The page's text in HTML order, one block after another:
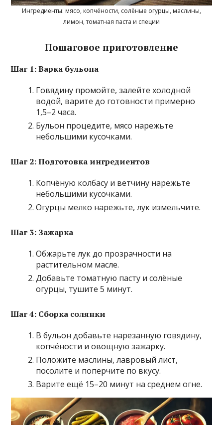
Ингредиенты: мясо, копчёности, солёные огурцы, маслины,
лимон, томатная паста и специи
Пошаговое приготовление
Шаг 1: Варка бульона
Говядину промойте, залейте холодной
водой, варите до готовности примерно
1,5–2 часа.
Бульон процедите, мясо нарежьте
небольшими кусочками.
Шаг 2: Подготовка ингредиентов
Копчёную колбасу и ветчину нарежьте
небольшими кусочками.
Огурцы мелко нарежьте, лук измельчите.
Шаг 3: Зажарка
Обжарьте лук до прозрачности на
растительном масле.
Добавьте томатную пасту и солёные
огурцы, тушите 5 минут.
Шаг 4: Сборка солянки
В бульон добавьте нарезанную говядину,
копчёности и овощную зажарку.
Положите маслины, лавровый лист,
посолите и поперчите по вкусу.
Варите ещё 15–20 минут на среднем огне.